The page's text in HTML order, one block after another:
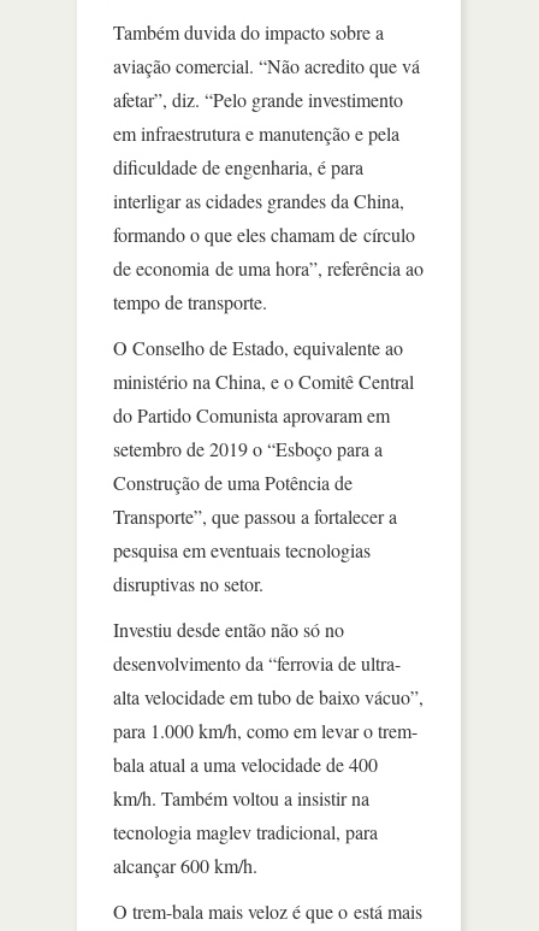
Também duvida do impacto sobre a
aviação comercial. “Não acredito que vá
afetar”, diz. “Pelo grande investimento
em infraestrutura e manutenção e pela
dificuldade de engenharia, é para
interligar as cidades grandes da China,
formando o que eles chamam de círculo
de economia de uma hora”, referência ao
tempo de transporte.
O Conselho de Estado, equivalente ao
ministério na China, e o Comitê Central
do Partido Comunista aprovaram em
setembro de 2019 o “Esboço para a
Construção de uma Potência de
Transporte”, que passou a fortalecer a
pesquisa em eventuais tecnologias
disruptivas no setor.
Investiu desde então não só no
desenvolvimento da “ferrovia de ultra-
alta velocidade em tubo de baixo vácuo”,
para 1.000 km/h, como em levar o trem-
bala atual a uma velocidade de 400
km/h. Também voltou a insistir na
tecnologia maglev tradicional, para
alcançar 600 km/h.
O trem-bala mais veloz é que o está mais